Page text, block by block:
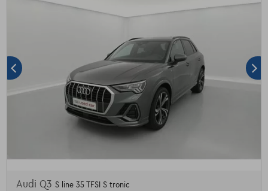
Audi Q3 S line 35 TFSI S tronic